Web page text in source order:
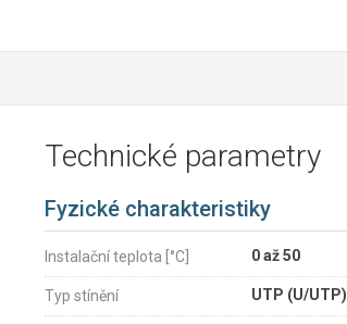
Technické parametry
Fyzické charakteristiky
Instalační teplota [°C] 0 až 50
Typ stínění UTP (U/UTP)